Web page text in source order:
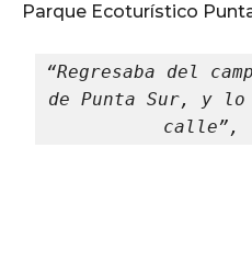
Parque Ecoturístico
“Regresaba del
de Punta Sur, y
calle”,